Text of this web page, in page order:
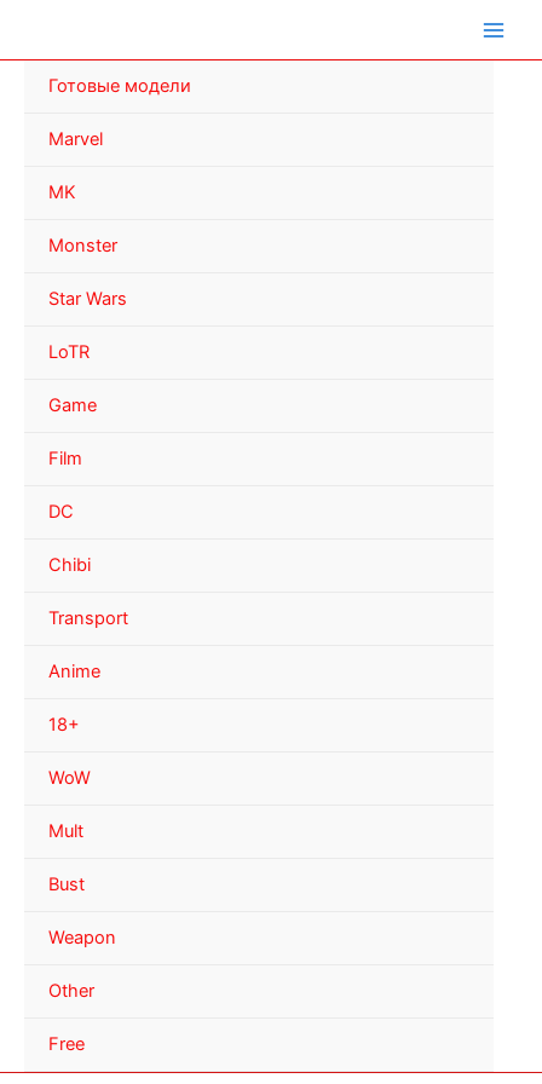
Готовые модели
Marvel
MK
Monster
Star Wars
LoTR
Game
Film
DC
Chibi
Transport
Anime
18+
WoW
Mult
Bust
Weapon
Other
Free